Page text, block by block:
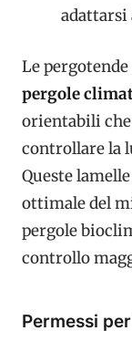
adattarsi
Le
pergole
orientabili che
controllare la
Queste
ottimale del
pergole
controllo
Permessi